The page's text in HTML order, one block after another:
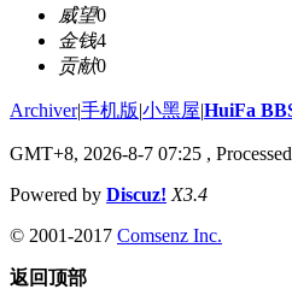
威望0
金钱4
贡献0
Archiver|手机版|小黑屋|HuiFa
GMT+8, 2026-8-7 07:25 ,
Powered by Discuz! X3.4
© 2001-2017 Comsenz Inc.
返回顶部